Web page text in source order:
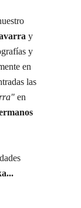
y
y
en
las
en